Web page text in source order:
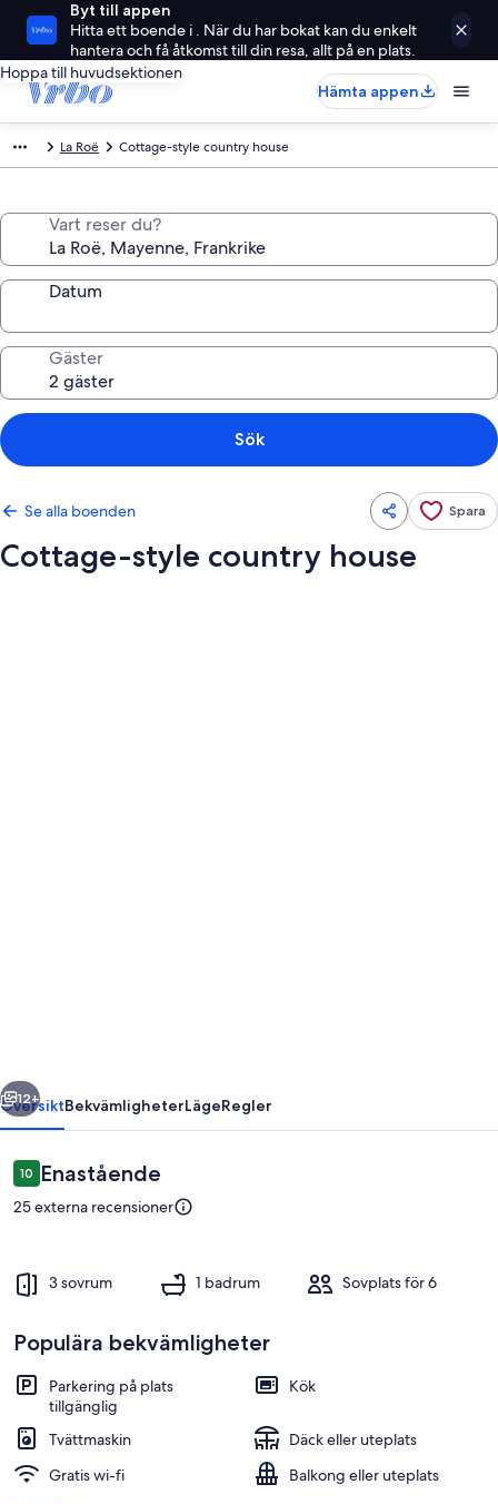
Byt till appen
Hitta ett boende i . När du har bokat kan du enkelt
hantera och få åtkomst till din resa, allt på en plats.
Hoppa till huvudsektionen
Hämta appen
La Roë Cottage-style country house
Vart reser du?
Datum
Gäster
Sök
Se alla boenden Spara
Cottage-style country house
Restauranger
Nästa
12+
ÖversiktBekvämligheterLägeRegler
Recensioner
1010 av 10,
Enastående
25 externa recensioner
3 sovrum 1 badrum Sovplats för 6
Populära bekvämligheter
Parkering på plats
tillgänglig
Kök
Tvättmaskin
Däck eller uteplats
Gratis wi-fi
Balkong eller uteplats